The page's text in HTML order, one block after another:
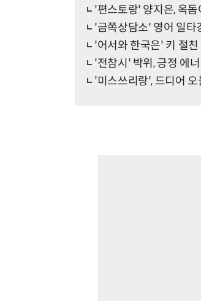
'편스토랑' 양지은, 옥
'금쪽상담소' 영어 일타
'어서와 한국은' 키 절
'전참시' 박위, 긍정 에
'미스쓰리랑', 드디어